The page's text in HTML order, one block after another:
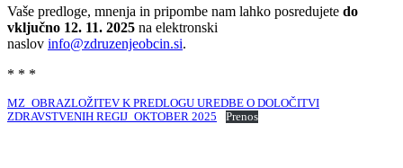
Vaše predloge, mnenja in pripombe nam lahko posredujete do
vključno 12. 11. 2025 na elektronski
naslov info@zdruzenjeobcin.si.
* * *
MZ_OBRAZLOŽITEV K PREDLOGU UREDBE O DOLOČITVI
ZDRAVSTVENIH REGIJ_OKTOBER 2025
Prenos